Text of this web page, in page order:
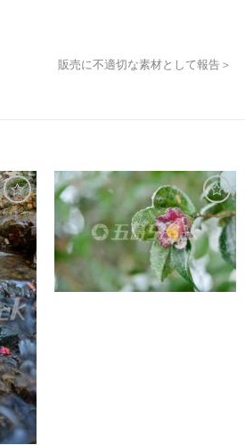
販売に不適切な素材として報告＞